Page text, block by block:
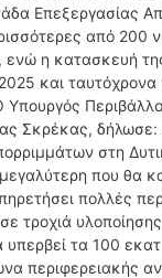
Επεξεργασίας
από 200
ενώ η κατασκευή
και ταυτόχρονα
Υπουργός
Σκρέκας,
στη
που θα
πολλές
τροχιά
τα 100
περιφερειακής